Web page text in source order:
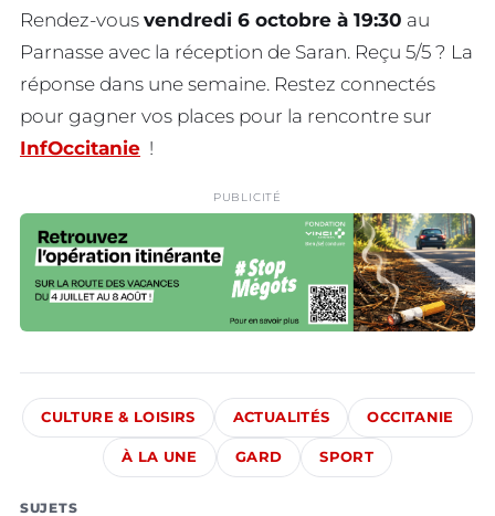
Rendez-vous vendredi 6 octobre à 19:30 au
Parnasse avec la réception de Saran. Reçu 5/5 ? La
réponse dans une semaine. Restez connectés
pour gagner vos places pour la rencontre sur
InfOccitanie !
PUBLICITÉ
CULTURE & LOISIRS ACTUALITÉS OCCITANIE
À LA UNE GARD SPORT
SUJETS